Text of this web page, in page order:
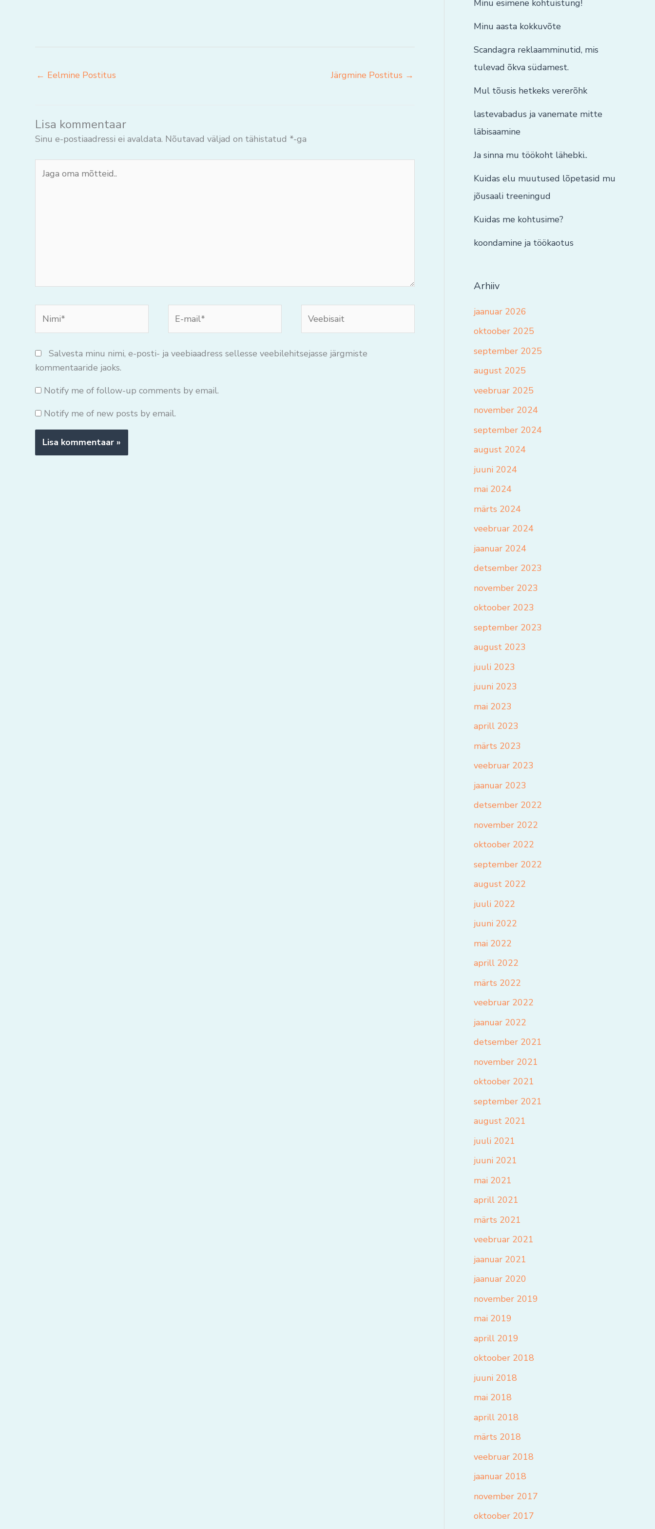
← Eelmine Postitus Järgmine Postitus →
Lisa kommentaar
Sinu e-postiaadressi ei avaldata. Nõutavad väljad on tähistatud *-ga
oma
mail*
Salvesta minu nimi, e-posti- ja veebiaadress sellesse veebilehitsejasse järgmiste
kommentaaride jaoks.
Notify me of follow-up comments by email.
Notify me of new posts by email.
Minu esimene kohtuistung!
Minu aasta kokkuvõte
Scandagra reklaamminutid, mis
tulevad õkva südamest.
Mul tõusis hetkeks vererõhk
lastevabadus ja vanemate mitte
läbisaamine
Ja sinna mu töökoht lähebki..
Kuidas elu muutused lõpetasid mu
jõusaali treeningud
Kuidas me kohtusime?
koondamine ja töökaotus
Arhiiv
jaanuar 2026
oktoober 2025
september 2025
august 2025
veebruar 2025
november 2024
september 2024
august 2024
juuni 2024
mai 2024
märts 2024
veebruar 2024
jaanuar 2024
detsember 2023
november 2023
oktoober 2023
september 2023
august 2023
juuli 2023
juuni 2023
mai 2023
aprill 2023
märts 2023
veebruar 2023
jaanuar 2023
detsember 2022
november 2022
oktoober 2022
september 2022
august 2022
juuli 2022
juuni 2022
mai 2022
aprill 2022
märts 2022
veebruar 2022
jaanuar 2022
detsember 2021
november 2021
oktoober 2021
september 2021
august 2021
juuli 2021
juuni 2021
mai 2021
aprill 2021
märts 2021
veebruar 2021
jaanuar 2021
jaanuar 2020
november 2019
mai 2019
aprill 2019
oktoober 2018
juuni 2018
mai 2018
aprill 2018
märts 2018
veebruar 2018
jaanuar 2018
november 2017
oktoober 2017